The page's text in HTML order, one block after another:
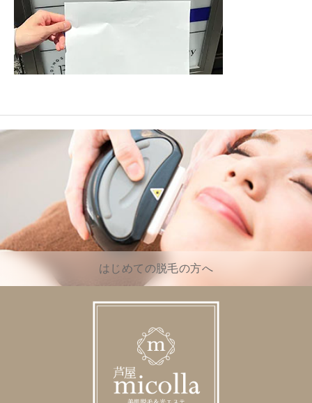
はじめての脱毛の方へ